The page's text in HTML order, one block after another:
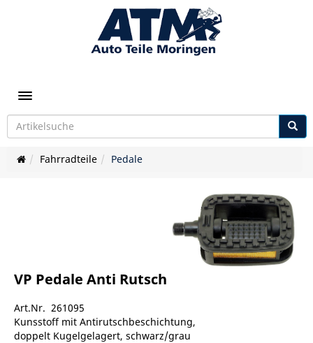
Toggle navigation
Fahrradteile Pedale
VP Pedale Anti Rutsch
Art.Nr. 261095
Kunsstoff mit Antirutschbeschichtung,
doppelt Kugelgelagert, schwarz/grau